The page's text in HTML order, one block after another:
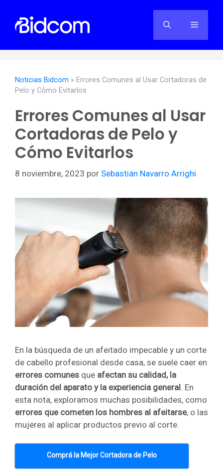
contenido
Menú
Noticias Bidcom » Errores Comunes al Usar Cortadoras de
Pelo y Cómo Evitarlos
Errores Comunes al Usar
Cortadoras de Pelo y
Cómo Evitarlos
8 noviembre, 2023 por Sebastián Navarro Arrighi
En la búsqueda de un afeitado impecable y un corte
de cabello profesional desde casa, se suele caer en
errores comunes que afectan su calidad, la
duración del aparato y la experiencia general. En
esta nota, exploramos muchas posibilidades, como
errores que cometen los hombres al afeitarse, o las
mujeres al aplicar productos previo al corte.
Comprá la Mejor Cortadora de Pelo